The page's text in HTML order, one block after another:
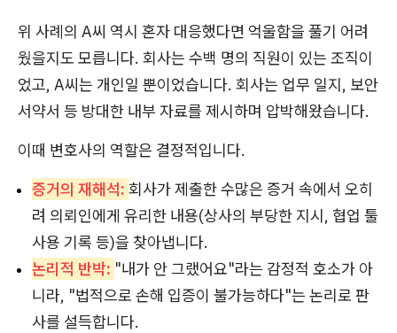
위 사례의 A씨 역시 혼자 대응했다면 억울함을 풀기 어려
웠을지도 모릅니다. 회사는 수백 명의 직원이 있는 조직이
었고, A씨는 개인일 뿐이었습니다. 회사는 업무 일지, 보안
서약서 등 방대한 내부 자료를 제시하며 압박해왔습니다.
이때 변호사의 역할은 결정적입니다.
증거의 재해석: 회사가 제출한 수많은 증거 속에서 오히
려 의뢰인에게 유리한 내용(상사의 부당한 지시, 협업 툴
사용 기록 등)을 찾아냅니다.
논리적 반박: "내가 안 그랬어요"라는 감정적 호소가 아
니라, "법적으로 손해 입증이 불가능하다"는 논리로 판
사를 설득합니다.